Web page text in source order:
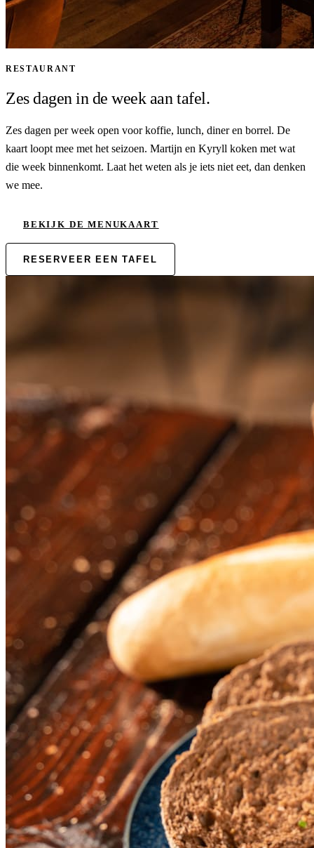
RESTAURANT
Zes dagen in de week aan tafel.
Zes dagen per week open voor koffie, lunch, diner en borrel. De
kaart loopt mee met het seizoen. Martijn en Kyryll koken met wat
die week binnenkomt. Laat het weten als je iets niet eet, dan denken
we mee.
BEKIJK DE MENUKAART
RESERVEER EEN TAFEL